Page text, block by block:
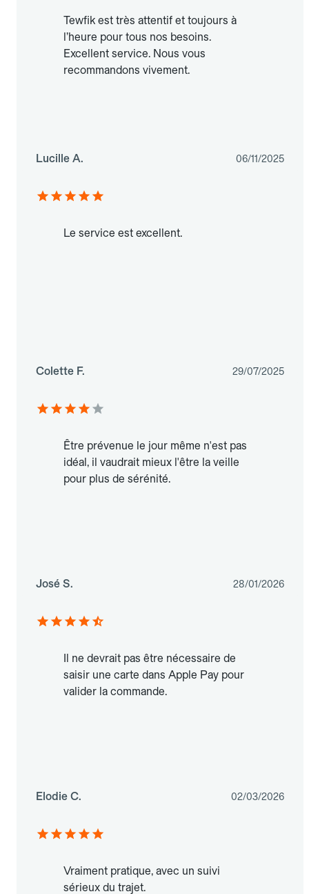
Tewfik est très attentif et toujours à
l’heure pour tous nos besoins.
Excellent service. Nous vous
recommandons vivement.
Lucille A. 06/11/2025
Le service est excellent.
Colette F. 29/07/2025
Être prévenue le jour même n'est pas
idéal, il vaudrait mieux l'être la veille
pour plus de sérénité.
José S. 28/01/2026
Il ne devrait pas être nécessaire de
saisir une carte dans Apple Pay pour
valider la commande.
Elodie C. 02/03/2026
Vraiment pratique, avec un suivi
sérieux du trajet.